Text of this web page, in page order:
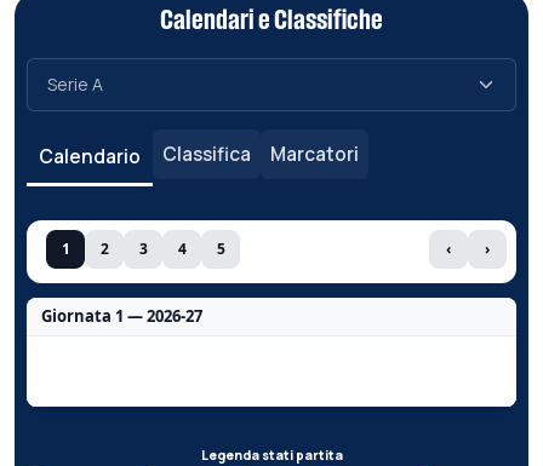
Calendari e Classifiche
Calendario Classifica Marcatori
1 2 3 4 5 ‹ ›
Giornata 1 — 2026-27
Legenda stati partita